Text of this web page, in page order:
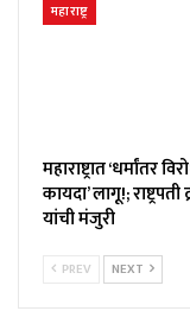
महाराष्ट्र
महाराष्ट्रात ‘धर्मांतर
कायदा’ लागू!; राष्ट्रपती
यांची मंजुरी
PREV NEXT